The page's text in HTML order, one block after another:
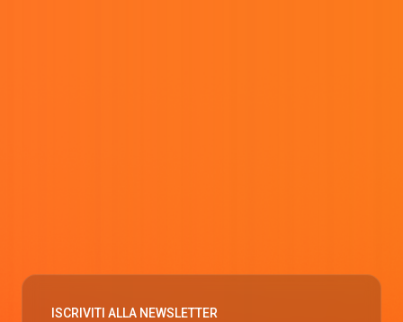
ISCRIVITI ALLA NEWSLETTER